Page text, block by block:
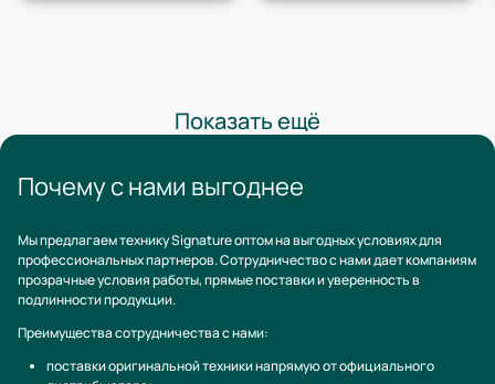
Показать ещё
Почему с нами выгоднее
Мы предлагаем технику Signature оптом на выгодных условиях для
профессиональных партнеров. Сотрудничество с нами дает компаниям
прозрачные условия работы, прямые поставки и уверенность в
подлинности продукции.
Преимущества сотрудничества с нами:
поставки оригинальной техники напрямую от официального